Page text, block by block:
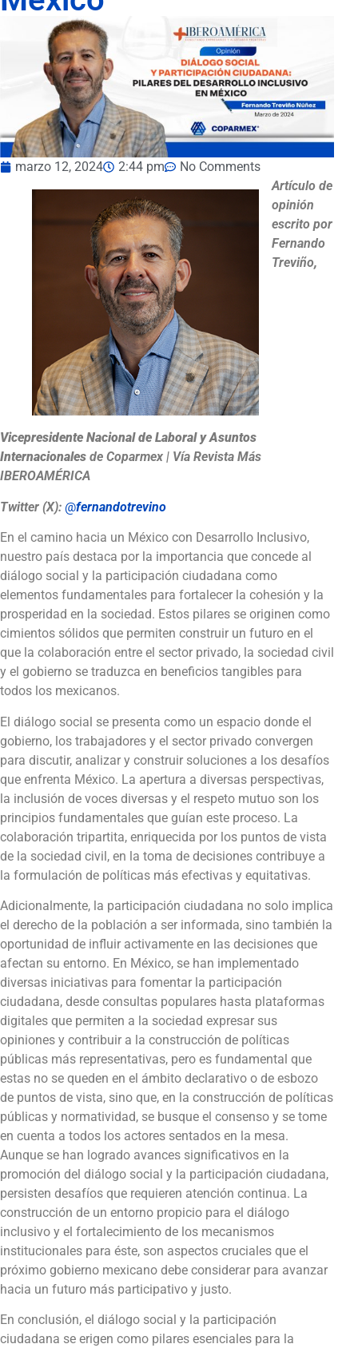
marzo 12, 2024 2:44 pm
No Comments
Artículo de
opinión
escrito por
Fernando
Treviño,
Vicepresidente Nacional de Laboral y Asuntos
Internacionales de Coparmex | Vía Revista Más
IBEROAMÉRICA
Twitter (X): @fernandotrevino
En el camino hacia un México con Desarrollo Inclusivo,
nuestro país destaca por la importancia que concede al
diálogo social y la participación ciudadana como
elementos fundamentales para fortalecer la cohesión y la
prosperidad en la sociedad. Estos pilares se originen como
cimientos sólidos que permiten construir un futuro en el
que la colaboración entre el sector privado, la sociedad civil
y el gobierno se traduzca en beneficios tangibles para
todos los mexicanos.
El diálogo social se presenta como un espacio donde el
gobierno, los trabajadores y el sector privado convergen
para discutir, analizar y construir soluciones a los desafíos
que enfrenta México. La apertura a diversas perspectivas,
la inclusión de voces diversas y el respeto mutuo son los
principios fundamentales que guían este proceso. La
colaboración tripartita, enriquecida por los puntos de vista
de la sociedad civil, en la toma de decisiones contribuye a
la formulación de políticas más efectivas y equitativas.
Adicionalmente, la participación ciudadana no solo implica
el derecho de la población a ser informada, sino también la
oportunidad de influir activamente en las decisiones que
afectan su entorno. En México, se han implementado
diversas iniciativas para fomentar la participación
ciudadana, desde consultas populares hasta plataformas
digitales que permiten a la sociedad expresar sus
opiniones y contribuir a la construcción de políticas
públicas más representativas, pero es fundamental que
estas no se queden en el ámbito declarativo o de esbozo
de puntos de vista, sino que, en la construcción de políticas
públicas y normatividad, se busque el consenso y se tome
en cuenta a todos los actores sentados en la mesa.
Aunque se han logrado avances significativos en la
promoción del diálogo social y la participación ciudadana,
persisten desafíos que requieren atención continua. La
construcción de un entorno propicio para el diálogo
inclusivo y el fortalecimiento de los mecanismos
institucionales para éste, son aspectos cruciales que el
próximo gobierno mexicano debe considerar para avanzar
hacia un futuro más participativo y justo.
En conclusión, el diálogo social y la participación
ciudadana se erigen como pilares esenciales para la